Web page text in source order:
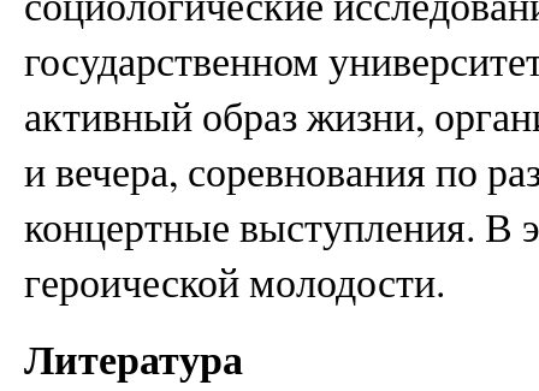
государственном
активный образ жизни,
и вечера, соревнования по
концертные выступления. В
героической молодости.
Литература